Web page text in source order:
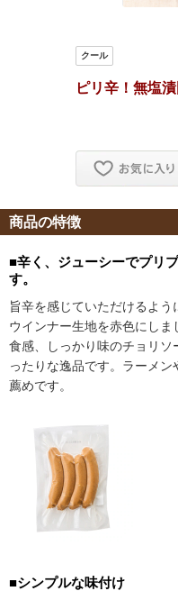
商品の特徴
■辛く、ジューシーでプリ
す。
旨辛を感じていただけるよ
ウインナー生地を赤色にしま
食感、しっかり味のチョリ
ったりな逸品です。ラーメ
薦めです。
■シンプルな味付け